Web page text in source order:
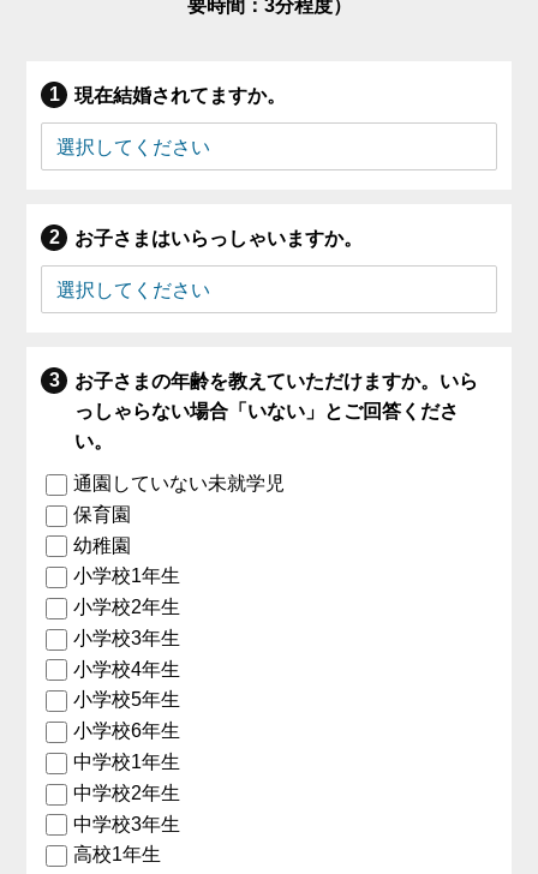
要時間：3分程度）
現在結婚されてますか。
お子さまはいらっしゃいますか。
お子さまの年齢を教えていただけますか。いら
っしゃらない場合「いない」とご回答くださ
い。
通園していない未就学児
保育園
幼稚園
小学校1年生
小学校2年生
小学校3年生
小学校4年生
小学校5年生
小学校6年生
中学校1年生
中学校2年生
中学校3年生
高校1年生